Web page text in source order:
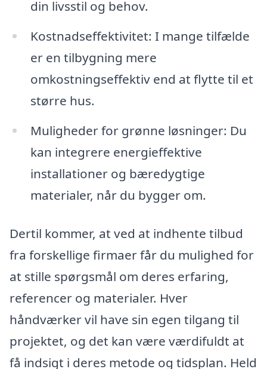
din livsstil og behov.
Kostnadseffektivitet: I mange tilfælde
er en tilbygning mere
omkostningseffektiv end at flytte til et
større hus.
Muligheder for grønne løsninger: Du
kan integrere energieffektive
installationer og bæredygtige
materialer, når du bygger om.
Dertil kommer, at ved at indhente tilbud
fra forskellige firmaer får du mulighed for
at stille spørgsmål om deres erfaring,
referencer og materialer. Hver
håndværker vil have sin egen tilgang til
projektet, og det kan være værdifuldt at
få indsigt i deres metode og tidsplan. Held